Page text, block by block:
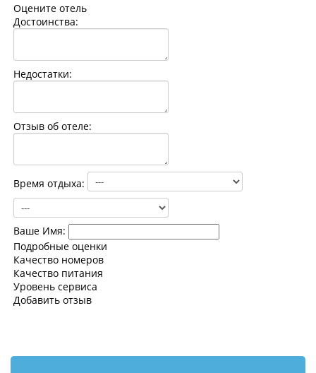
Страны
Оцените отель
Достоинства:
Недостатки:
Отзыв об отеле:
Время отдыха:
Ваше Имя:
Подробные оценки
Качество номеров
Качество питания
Уровень сервиса
Добавить отзыв